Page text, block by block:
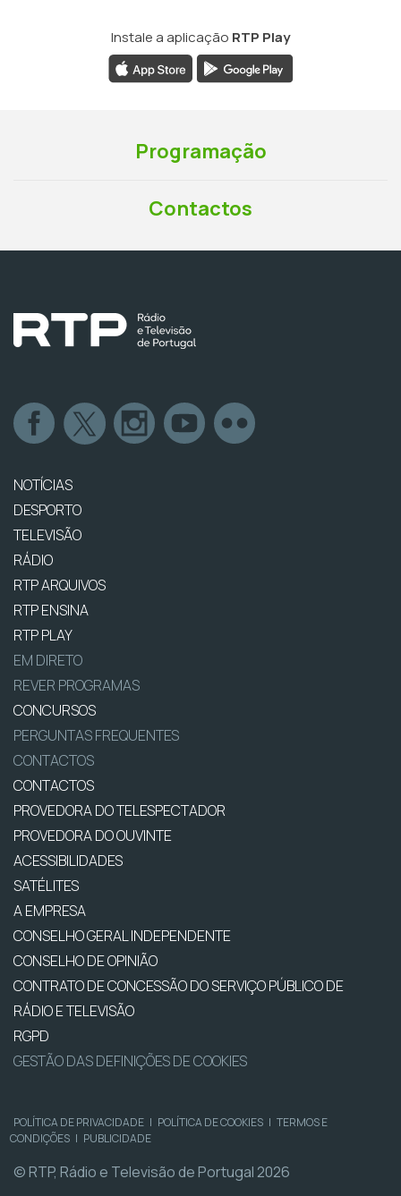
Instale a aplicação RTP Play
Programação
Contactos
NOTÍCIAS
DESPORTO
TELEVISÃO
RÁDIO
RTP ARQUIVOS
RTP ENSINA
RTP PLAY
EM DIRETO
REVER PROGRAMAS
CONCURSOS
PERGUNTAS FREQUENTES
CONTACTOS
CONTACTOS
PROVEDORA DO TELESPECTADOR
PROVEDORA DO OUVINTE
ACESSIBILIDADES
SATÉLITES
A EMPRESA
CONSELHO GERAL INDEPENDENTE
CONSELHO DE OPINIÃO
CONTRATO DE CONCESSÃO DO SERVIÇO PÚBLICO DE
RÁDIO E TELEVISÃO
RGPD
GESTÃO DAS DEFINIÇÕES DE COOKIES
POLÍTICA DE PRIVACIDADE | POLÍTICA DE COOKIES | TERMOS E
CONDIÇÕES | PUBLICIDADE
© RTP, Rádio e Televisão de Portugal 2026